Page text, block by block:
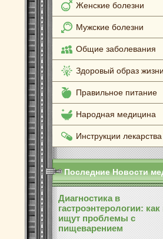
Женские болезни
Мужские болезни
Общие заболевания
Здоровый образ жизни
Правильное питание
Народная медицина
Инструкции лекарства
Последние Новости
Диагностика в
гастроэнтерологии:
ищут проблемы с
пищеварением